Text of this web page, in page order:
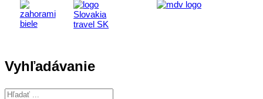
Vyhľadávanie